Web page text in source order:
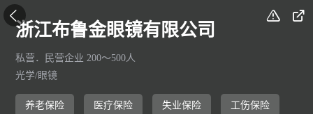
 

浙江布鲁金眼镜有限公司
私营．民营企业 200～500人
光学/眼镜
养老保险 医疗保险 失业保险 工伤保险